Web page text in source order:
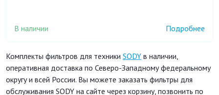
В наличии Подробнее
Комплекты фильтров для техники SODY в наличии,
оперативная доставка по Северо-Западному федеральному
округу и всей России. Вы можете заказать фильтры для
обслуживания SODY на сайте через корзину, позвонить по